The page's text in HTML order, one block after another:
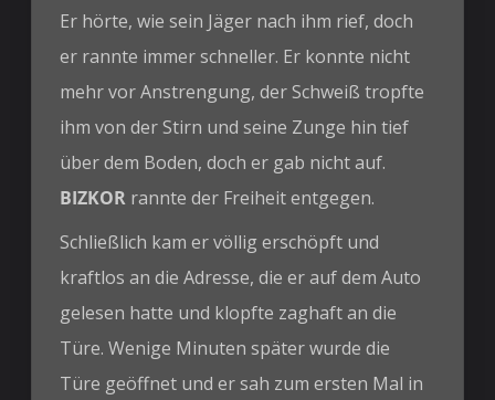
Er hörte, wie sein Jäger nach ihm rief, doch
er rannte immer schneller. Er konnte nicht
mehr vor Anstrengung, der Schweiß tropfte
ihm von der Stirn und seine Zunge hin tief
über dem Boden, doch er gab nicht auf.
BIZKOR rannte der Freiheit entgegen.
Schließlich kam er völlig erschöpft und
kraftlos an die Adresse, die er auf dem Auto
gelesen hatte und klopfte zaghaft an die
Türe. Wenige Minuten später wurde die
Türe geöffnet und er sah zum ersten Mal in